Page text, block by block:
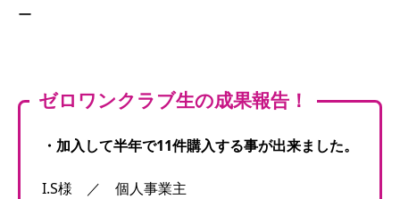
ー
ゼロワンクラブ生の成果報告！
・加入して半年で11件購入する事が出来ました。
I.S様 ／ 個人事業主